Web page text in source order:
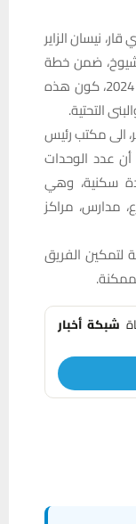
نيسان الزاير
ضمن خطة
الجهد الخدمي الهندسي الحكومي لعام 2024، كون هذه
التحتية.
الى مكتب رئيس
أن عدد الوحدات
المنطقة تجاوز 300 وحدة سكنية، وهي
مدارس، مراكز
لتمكين الفريق
شبكة أخبار